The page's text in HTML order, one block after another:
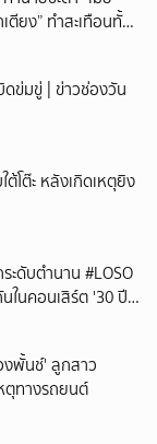
ยง” ทำสะเทือนทั้ง
ดข่มขู่ | ข่าวช่องวัน
โต๊ะ หลังเกิดเหตุยิง
ะดับตำนาน #LOSO
ในคอนเสิร์ต '30 ปี
งพั้นช์' ลูกสาว
ตุทางรถยนต์